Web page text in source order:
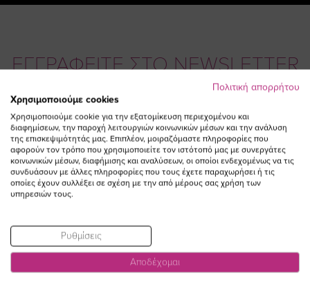
ΕΓΓΡΑΦΕΙΤΕ ΣΤΟ NEWSLETTER
Email
Συμφωνώ με τουςΌρους Χρήσης
VisitVisitVisitVisit
Πολιτική απορρήτου
Χρησιμοποιούμε cookies
Χρησιμοποιούμε cookie για την εξατομίκευση περιεχομένου και
διαφημίσεων, την παροχή λειτουργιών κοινωνικών μέσων και την ανάλυση
της επισκεψιμότητάς μας. Επιπλέον, μοιραζόμαστε πληροφορίες που
αφορούν τον τρόπο που χρησιμοποιείτε τον ιστότοπό μας με συνεργάτες
κοινωνικών μέσων, διαφήμισης και αναλύσεων, οι οποίοι ενδεχομένως να τις
συνδυάσουν με άλλες πληροφορίες που τους έχετε παραχωρήσει ή τις
οποίες έχουν συλλέξει σε σχέση με την από μέρους σας χρήση των
υπηρεσιών τους.
Ρυθμίσεις
Αποδέχομαι